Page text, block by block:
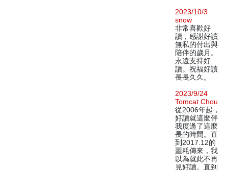
2023/10/3
snow
非常喜歡好
讀，感謝好讀
無私的付出與
陪伴的歲月。
永遠支持好
讀。祝福好讀
長長久久。
2023/9/24
Tomcat Chou
從2006年起，
好讀就這麼伴
我度過了這麼
長的時間。直
到2017.12的
噩耗傳來，我
以為就此不再
見好讀。直到